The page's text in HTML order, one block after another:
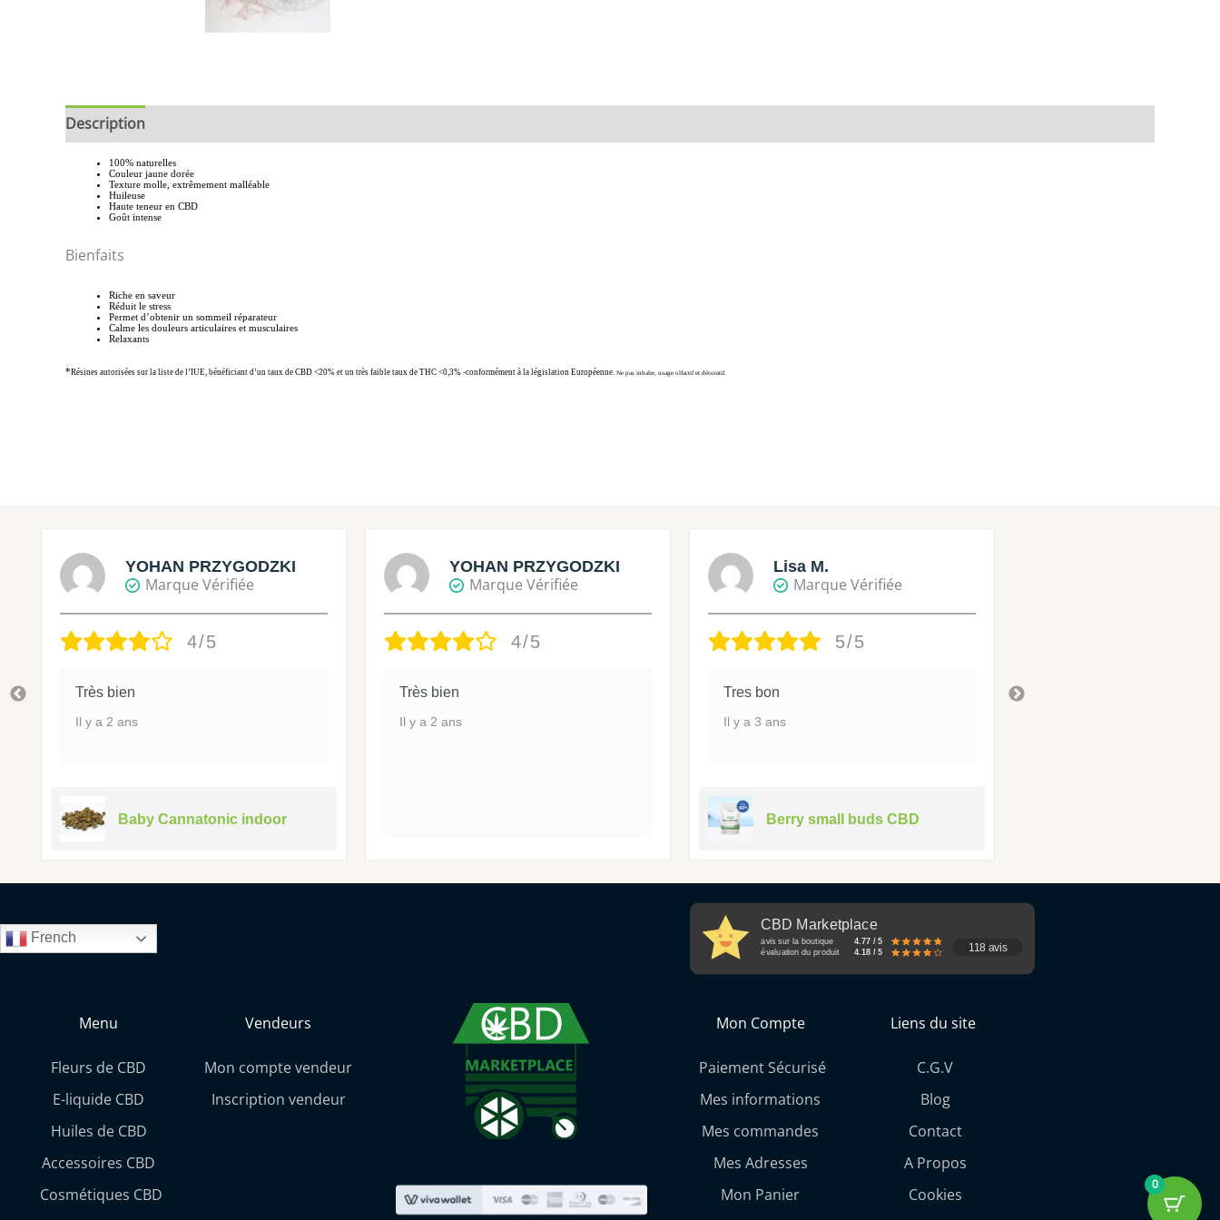
Description
100% naturelles
Couleur jaune dorée
Texture molle, extrêmement malléable
Huileuse
Haute teneur en CBD
Goût intense
Bienfaits
Riche en saveur
Réduit le stress
Permet d’obtenir un sommeil réparateur
Calme les douleurs articulaires et musculaires
Relaxants
*Résines autorisées sur la liste de l’IUE, bénéficiant d’un taux de CBD <20% et un très faible taux de THC <0,3% -conformément à la législation Européenne. Ne pas inhaler, usage olfactif et décoratif.
YOHAN PRZYGODZKI
Marque Vérifiée
4/5
Très bien
Il y a 2 ans
Baby Cannatonic indoor
YOHAN PRZYGODZKI
Marque Vérifiée
4/5
Très bien
Il y a 2 ans
Lisa M.
Marque Vérifiée
5/5
Tres bon
Il y a 3 ans
Berry small buds CBD
French
CBD Marketplace
avis sur la boutique
4.77 / 5
évaluation du produit
4.18 / 5 118 avis
Menu
Fleurs de CBD
E-liquide CBD
Huiles de CBD
Accessoires CBD
Cosmétiques CBD
Vendeurs
Mon compte vendeur
Inscription vendeur
Mon Compte
Paiement Sécurisé
Mes informations
Mes commandes
Mes Adresses
Mon Panier
Liens du site
C.G.V
Blog
Contact
A Propos
Cookies
0